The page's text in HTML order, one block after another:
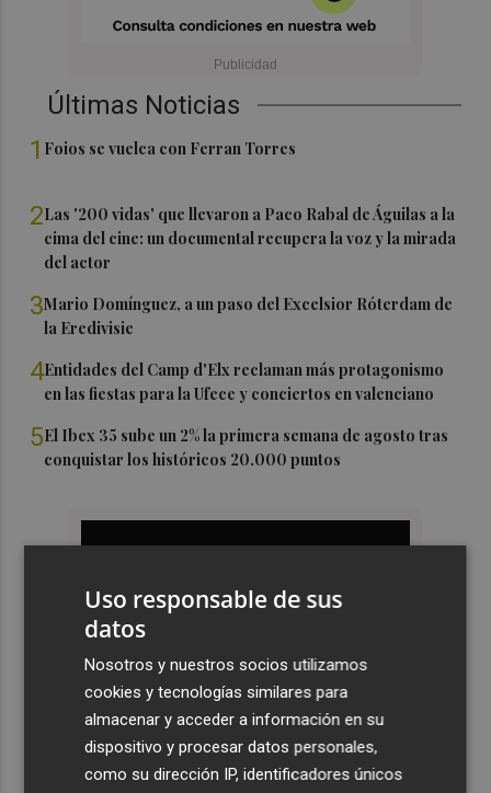
Últimas Noticias
1 Foios se vuelca con Ferran Torres
2Las '200 vidas' que llevaron a Paco Rabal de Águilas a la
cima del cine: un documental recupera la voz y la mirada
del actor
3Mario Domínguez, a un paso del Excelsior Róterdam de
la Eredivisie
4Entidades del Camp d'Elx reclaman más protagonismo
en las fiestas para la Ufece y conciertos en valenciano
5El Ibex 35 sube un 2% la primera semana de agosto tras
conquistar los históricos 20.000 puntos
Uso responsable de sus
datos
Nosotros y nuestros socios utilizamos
cookies y tecnologías similares para
almacenar y acceder a información en su
dispositivo y procesar datos personales,
como su dirección IP, identificadores únicos